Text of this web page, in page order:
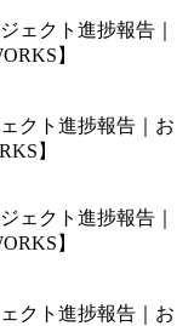
クト進捗報告｜お
】
クト進捗報告｜お